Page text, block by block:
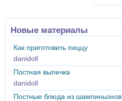
Новые материалы
Как приготовить пиццу
danidoll
Постная выпечка
danidoll
Постные блюда из шампиньонов